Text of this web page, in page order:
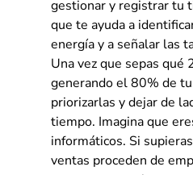
gestionar y registrar tu
que te ayuda a
energía y a señalar las
Una vez que sepas
generando el 80% de
priorizarlas y dejar de
tiempo. Imagina que
informáticos. Si
ventas proceden de